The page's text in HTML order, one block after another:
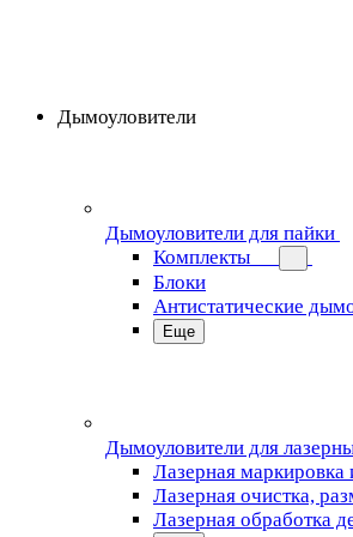
Дымоуловители
Дымоуловители для пайки
Комплекты
Блоки
Антистатические
Еще
Дымоуловители для
Лазерная маркировка
Лазерная очистка,
Лазерная обработка